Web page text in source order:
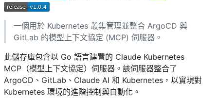
一個用於 Kubernetes 叢集管理並整合 ArgoCD 與
GitLab 的模型上下文協定 (MCP) 伺服器。
此儲存庫包含以 Go 語言建置的 Claude Kubernetes
MCP（模型上下文協定）伺服器。該伺服器整合了
ArgoCD、GitLab、Claude AI 和 Kubernetes，以實現對
Kubernetes 環境的進階控制與自動化。